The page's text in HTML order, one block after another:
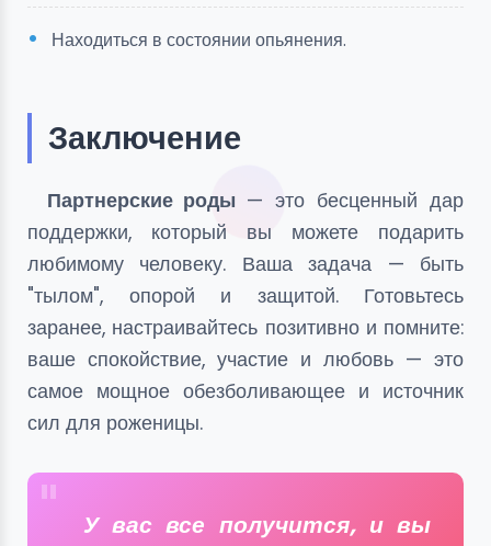
Находиться в состоянии опьянения.
Заключение
Партнерские роды — это бесценный дар
поддержки, который вы можете подарить
любимому человеку. Ваша задача — быть
"тылом", опорой и защитой. Готовьтесь
заранее, настраивайтесь позитивно и помните:
ваше спокойствие, участие и любовь — это
самое мощное обезболивающее и источник
сил для роженицы.
У вас все получится, и вы